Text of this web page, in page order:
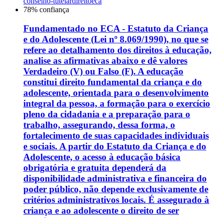
78% confiança
Fundamentado no ECA - Estatuto da Criança
e do Adolescente (Lei nº 8.069/1990), no que se
refere ao detalhamento dos direitos à educação,
analise as afirmativas abaixo e dê valores
Verdadeiro (V) ou Falso (F). A educação
constitui direito fundamental da criança e do
adolescente, orientada para o desenvolvimento
integral da pessoa, a formação para o exercício
pleno da cidadania e a preparação para o
trabalho, assegurando, dessa forma, o
fortalecimento de suas capacidades individuais
e sociais. A partir do Estatuto da Criança e do
Adolescente, o acesso à educação básica
obrigatória e gratuita dependerá da
disponibilidade administrativa e financeira do
poder público, não depende exclusivamente de
critérios administrativos locais. É assegurado à
criança e ao adolescente o direito de ser